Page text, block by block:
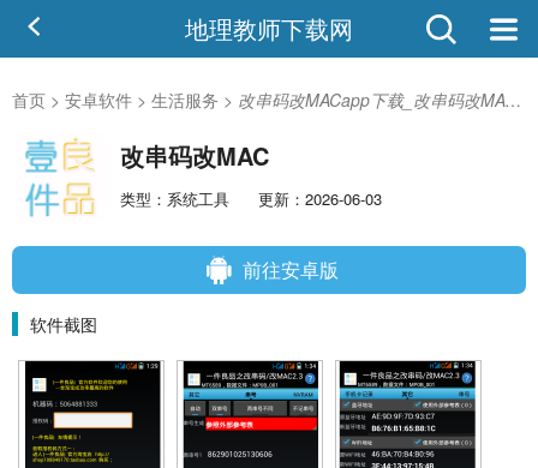
地理教师下载网
首页 > 安卓软件 > 生活服务 > 改串码改MACapp下载_改串码改MACv4.3.28安卓版
改串码改MAC
类型：系统工具 更新：2026-06-03
前往安卓版
软件截图